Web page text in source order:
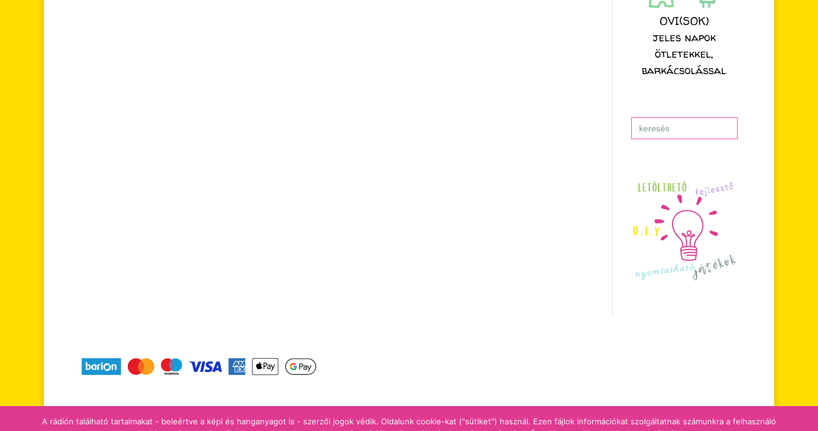
OVI(SOK)
jeles napok
ötletekkel,
barkácsolással
Search
for:
tájékoztatók adomány/támogatás
A rádión található tartalmakat - beleértve a képi és hanganyagot is - szerzői jogok védik. Oldalunk cookie-kat ("sütiket") használ. Ezen fájlok információkat szolgáltatnak számunkra a felhasználó